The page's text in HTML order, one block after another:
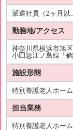
派遣社員（2ヶ月以
勤務地/アクセス
神奈川県横浜市旭区
小田急江ノ島線「
施設形態
特別養護老人ホーム
担当業務
特別養護老人ホーム